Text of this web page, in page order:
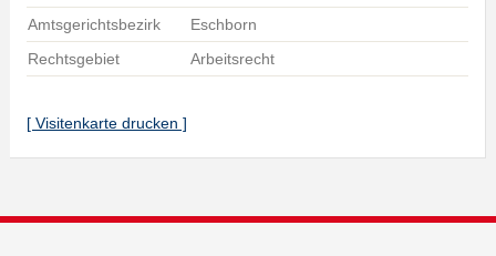
Amtsgerichtsbezirk
Eschborn
Rechtsgebiet
Arbeitsrecht
[ Visitenkarte drucken ]